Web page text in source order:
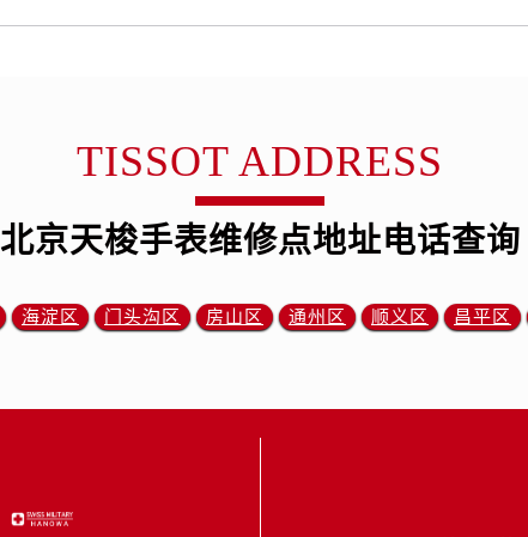
TISSOT ADDRESS
北京天梭手表维修点地址电话查询
海淀区 门头沟区 房山区 通州区 顺义区 昌平区